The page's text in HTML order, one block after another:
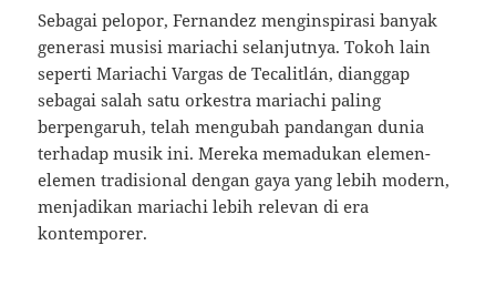
Sebagai pelopor, Fernandez menginspirasi banyak
generasi musisi mariachi selanjutnya. Tokoh lain
seperti Mariachi Vargas de Tecalitlán, dianggap
sebagai salah satu orkestra mariachi paling
berpengaruh, telah mengubah pandangan dunia
terhadap musik ini. Mereka memadukan elemen-
elemen tradisional dengan gaya yang lebih modern,
menjadikan mariachi lebih relevan di era
kontemporer.